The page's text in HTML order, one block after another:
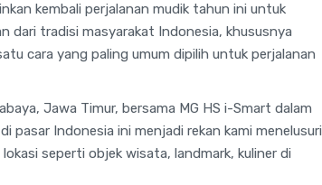
kembali perjalanan mudik tahun ini untuk
dari tradisi masyarakat Indonesia, khususnya
cara yang paling umum dipilih untuk perjalanan
Jawa Timur, bersama MG HS i-Smart dalam
pasar Indonesia ini menjadi rekan kami menelusuri
seperti objek wisata, landmark, kuliner di